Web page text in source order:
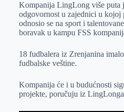
e
r
I
n
s
A
p
p
a
i
l
Kompanija LingLong više puta
odgovornost u zajednici u kojoj
odnosio se na sport i
boravak u kampu FSS
18 fudbalera iz Zrenjanina
fudbalske veštine.
Kompanija će i u budućnosti
projekte, poručuju iz